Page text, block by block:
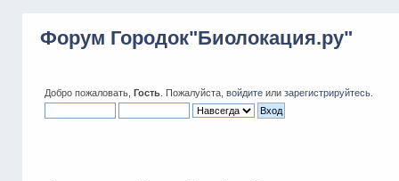
Форум Городок"Биолокация.ру"
Добро пожаловать, Гость. Пожалуйста, войдитеили зарегистрируйтесь.